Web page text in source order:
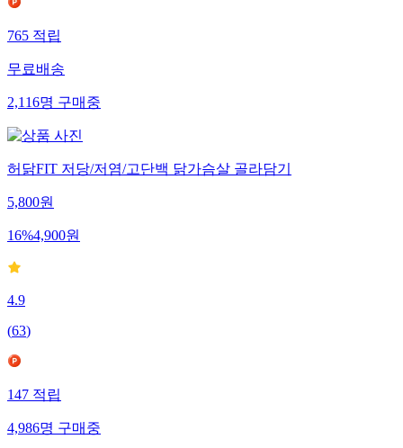
765적립
무료배송
2,116명구매중
허닭FIT 저당/저염/고단백 닭가슴살 골라담기
5,800원
16%4,900원
4.9
(63)
147적립
4,986명구매중